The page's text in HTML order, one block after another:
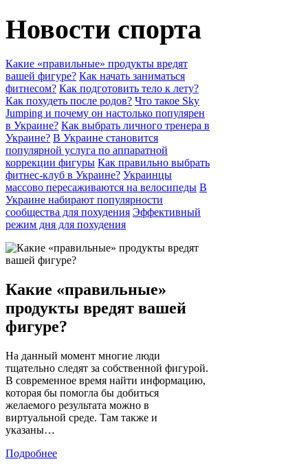
Новости спорта
Какие «правильные» продукты вредят
вашей фигуре? Как начать заниматься
фитнесом? Как подготовить тело к лету?
Как похудеть после родов? Что такое Sky
Jumping и почему он настолько популярен
в Украине? Как выбрать личного тренера в
Украине? В Украине становится
популярной услуга по аппаратной
коррекции фигуры Как правильно выбрать
фитнес-клуб в Украине? Украинцы
массово пересаживаются на велосипеды В
Украине набирают популярности
сообщества для похудения Эффективный
режим дня для похудения
Какие «правильные»
продукты вредят вашей
фигуре?
На данный момент многие люди
тщательно следят за собственной фигурой.
В современное время найти информацию,
которая бы помогла бы добиться
желаемого результата можно в
виртуальной среде. Там также и
указаны…
Подробнее